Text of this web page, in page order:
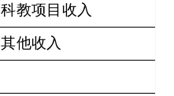
科教项目收入
其他收入